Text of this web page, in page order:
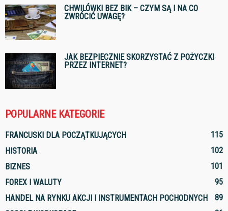
CHWILÓWKI BEZ BIK – CZYM SĄ I NA CO
ZWRÓCIĆ UWAGĘ?
JAK BEZPIECZNIE SKORZYSTAĆ Z POŻYCZKI
PRZEZ INTERNET?
POPULARNE KATEGORIE
FRANCUSKI DLA POCZĄTKUJĄCYCH
115
HISTORIA
102
BIZNES
101
FOREX I WALUTY
95
HANDEL NA RYNKU AKCJI I INSTRUMENTACH POCHODNYCH
89